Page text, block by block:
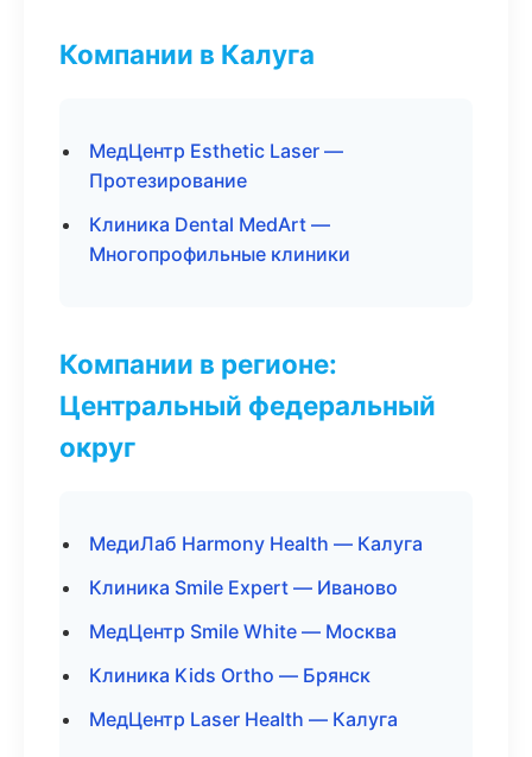
Компании в Калуга
МедЦентр Esthetic Laser —
Протезирование
Клиника Dental MedArt —
Многопрофильные клиники
Компании в регионе:
Центральный федеральный
округ
МедиЛаб Harmony Health — Калуга
Клиника Smile Expert — Иваново
МедЦентр Smile White — Москва
Клиника Kids Ortho — Брянск
МедЦентр Laser Health — Калуга